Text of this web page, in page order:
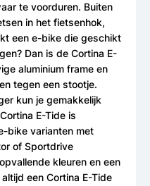
te voorduren. Buiten
in het fietsenhok,
een e-bike die geschikt
Dan is de Cortina E-
aluminium frame en
tegen een stootje.
kun je gemakkelijk
E-Tide is
bike varianten met
of Sportdrive
kleuren en een
een Cortina E-Tide